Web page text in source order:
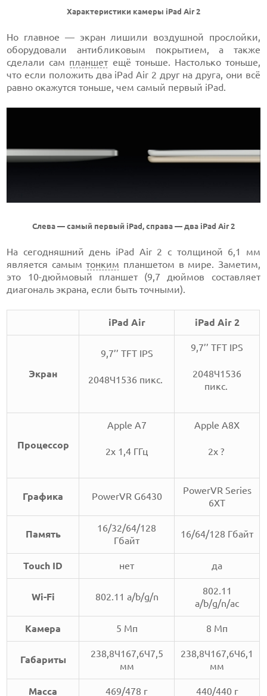
Характеристики камеры iPad Air 2
Но главное — экран лишили воздушной прослойки,
оборудовали антибликовым покрытием, а также
сделали сам планшетещё тоньше. Настолько тоньше,
что если положить два iPad Air 2 друг на друга, они всё
равно окажутся тоньше, чем самый первый iPad.
Слева — самый первый iPad, справа — два iPad Air 2
На сегодняшний день iPad Air 2 с толщиной 6,1 мм
является самымтонким планшетом в мире. Заметим,
это 10-дюймовый планшет (9,7 дюймов составляет
диагональ экрана, если быть точными).
iPad Air iPad Air 2
Экран
9,7’’ TFT IPS
2048Ч1536 пикс.
9,7’’ TFT IPS
2048Ч1536
пикс.
Процессор
Apple A7
2x 1,4 ГГц
Apple A8X
2х ?
Графика PowerVR G6430
PowerVR Series
6XT
Память
16/32/64/128
Гбайт
16/64/128 Гбайт
Touch ID нет да
Wi-Fi 802.11 a/b/g/n
802.11
a/b/g/n/ac
Камера 5 Мп 8 Мп
Габариты
238,8Ч167,6Ч7,5
мм
238,8Ч167,6Ч6,1
мм
Масса 469/478 г 440/440 г